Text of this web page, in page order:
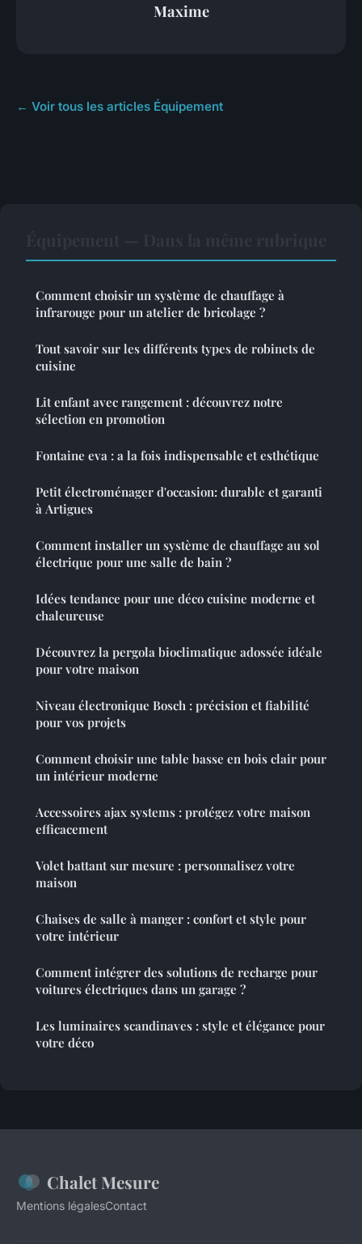
Maxime
← Voir tous les articles Équipement
Comment choisir un système de chauffage à
infrarouge pour un atelier de bricolage ?
Tout savoir sur les différents types de robinets de
cuisine
Lit enfant avec rangement : découvrez notre
sélection en promotion
Fontaine eva : a la fois indispensable et esthétique
Petit électroménager d'occasion: durable et garanti
à Artigues
Comment installer un système de chauffage au sol
électrique pour une salle de bain ?
Idées tendance pour une déco cuisine moderne et
chaleureuse
Découvrez la pergola bioclimatique adossée idéale
pour votre maison
Niveau électronique Bosch : précision et fiabilité
pour vos projets
Comment choisir une table basse en bois clair pour
un intérieur moderne
Accessoires ajax systems : protégez votre maison
efficacement
Volet battant sur mesure : personnalisez votre
maison
Chaises de salle à manger : confort et style pour
votre intérieur
Comment intégrer des solutions de recharge pour
voitures électriques dans un garage ?
Les luminaires scandinaves : style et élégance pour
votre déco
Chalet Mesure
Mentions légalesContact